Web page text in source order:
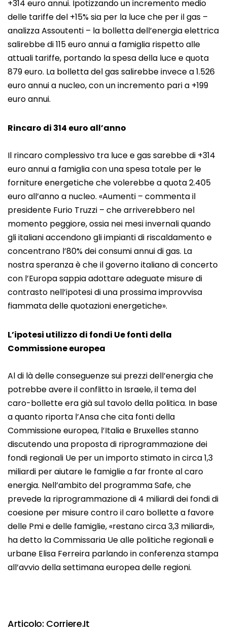
+314 euro annui. Ipotizzando un incremento medio
delle tariffe del +15% sia per la luce che per il gas –
analizza Assoutenti – la bolletta dell’energia elettrica
salirebbe di 115 euro annui a famiglia rispetto alle
attuali tariffe, portando la spesa della luce e quota
879 euro. La bolletta del gas salirebbe invece a 1.526
euro annui a nucleo, con un incremento pari a +199
euro annui.
Rincaro di 314 euro all’anno
Il rincaro complessivo tra luce e gas sarebbe di +314
euro annui a famiglia con una spesa totale per le
forniture energetiche che volerebbe a quota 2.405
euro all’anno a nucleo. «Aumenti – commenta il
presidente Furio Truzzi – che arriverebbero nel
momento peggiore, ossia nei mesi invernali quando
gli italiani accendono gli impianti di riscaldamento e
concentrano l’80% dei consumi annui di gas. La
nostra speranza è che il governo italiano di concerto
con l’Europa sappia adottare adeguate misure di
contrasto nell’ipotesi di una prossima improvvisa
fiammata delle quotazioni energetiche».
L’ipotesi utilizzo di fondi Ue fonti della
Commissione europea
Al di là delle conseguenze sui prezzi dell’energia che
potrebbe avere il conflitto in Israele, il tema del
caro-bollette era già sul tavolo della politica. In base
a quanto riporta l’Ansa che cita fonti della
Commissione europea, l’Italia e Bruxelles stanno
discutendo una proposta di riprogrammazione dei
fondi regionali Ue per un importo stimato in circa 1,3
miliardi per aiutare le famiglie a far fronte al caro
energia. Nell’ambito del programma Safe, che
prevede la riprogrammazione di 4 miliardi dei fondi di
coesione per misure contro il caro bollette a favore
delle Pmi e delle famiglie, «restano circa 3,3 miliardi»,
ha detto la Commissaria Ue alle politiche regionali e
urbane Elisa Ferreira parlando in conferenza stampa
all’avvio della settimana europea delle regioni.
Articolo: Corriere.it